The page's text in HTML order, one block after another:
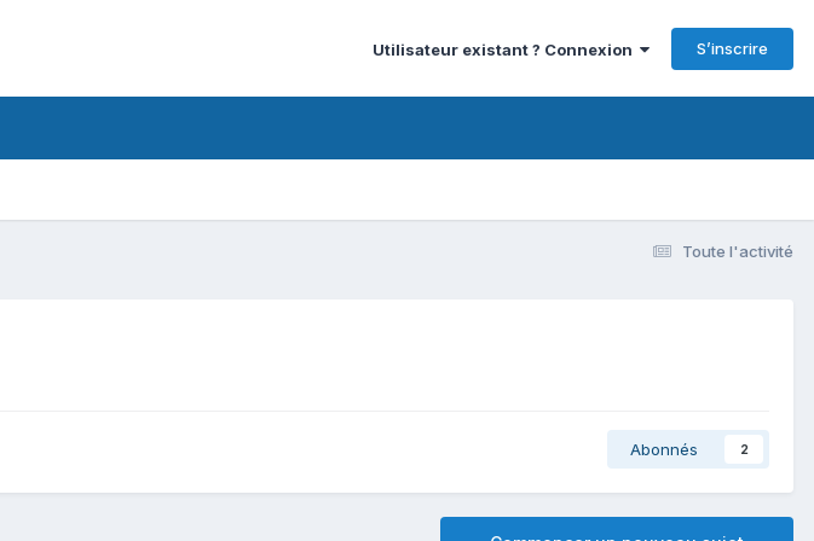
Utilisateur existant ? Connexion S’inscrire
Toute l'activité
Abonnés 2